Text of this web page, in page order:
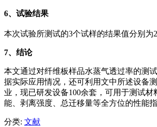
6、试验结果
本次试验所测试的3个试样的结果值分别为
7、结论
本文通过对纤维板样品水蒸气透过率的测
据实际应用情况，还可利用文中所述设备
业，现已研发设备100余套，可用于测试
能、剥离强度、总迁移量等全方位的性能
分类: 文献